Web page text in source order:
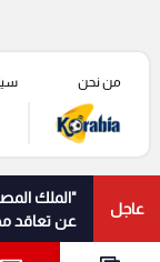
عاجل
"الملك
عن تعاقد
من نحن